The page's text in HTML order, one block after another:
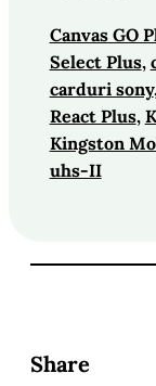
Canvas GO
Select Plus,
carduri sony
React Plus,
Kingston
uhs-II
Share